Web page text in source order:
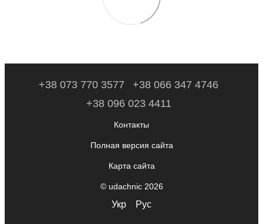
+38 073 770 3577
+38 066 347 4746
+38 096 023 4411
Контакты
Полная версия сайта
Карта сайта
© udachnic 2026
Укр Рус